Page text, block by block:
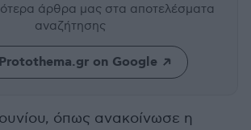
άρθρα μας στα αποτελέσματα
αναζήτησης
on Google
όπως ανακοίνωσε η